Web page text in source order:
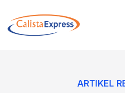
ARTIKEL